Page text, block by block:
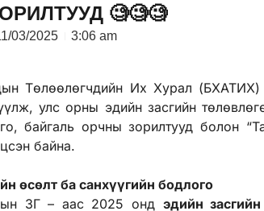
🧐🧐🧐
03/2025 3:06 am
Төлөөлөгчдийн Их Хурал (БХАТИХ)
улс орны эдийн засгийн
байгаль орчны зорилтууд болон
байна.
өсөлт ба санхүүгийн бодлого
ЗГ – аас 2025 онд эдийн